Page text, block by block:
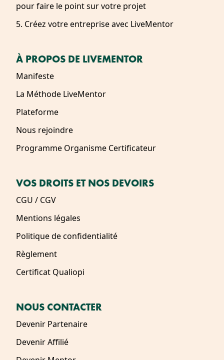
pour faire le point sur votre projet
5. Créez votre entreprise avec LiveMentor
À PROPOS DE LIVEMENTOR
Manifeste
La Méthode LiveMentor
Plateforme
Nous rejoindre
Programme Organisme Certificateur
VOS DROITS ET NOS DEVOIRS
CGU / CGV
Mentions légales
Politique de confidentialité
Règlement
Certificat Qualiopi
NOUS CONTACTER
Devenir Partenaire
Devenir Affilié